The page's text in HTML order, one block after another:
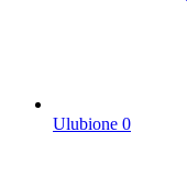
Ulubione 0